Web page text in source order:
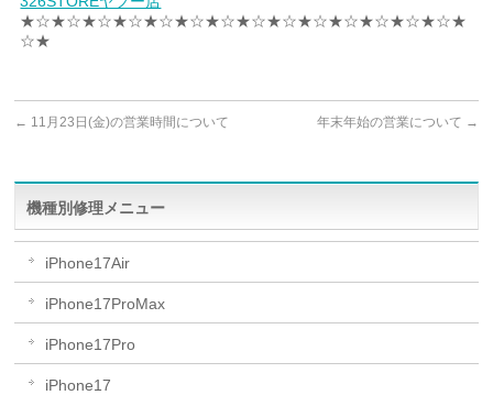
★☆★☆★☆★☆★☆★☆★☆★☆★☆★☆★☆★☆★☆★☆★
☆★
← 11月23日(金)の営業時間について 年末年始の営業について →
機種別修理メニュー
iPhone17Air
iPhone17ProMax
iPhone17Pro
iPhone17